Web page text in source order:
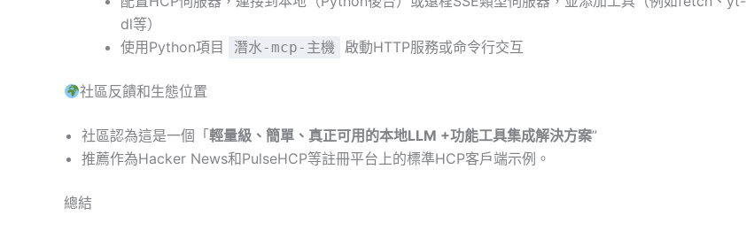
dl等）
使用Python項目
潛水-mcp-主機 啟動HTTP服務或命令行交互
社區反饋和生態位置
社區認為這是一個「 輕量級、簡單、真正可用的本地LLM +功能工具集成解決方案”
推薦作為Hacker News和PulseHCP等註冊平台上的標準HCP客戶端示例。
總結